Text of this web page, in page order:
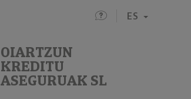
ES
OIARTZUN
KREDITU
ASEGURUAK SL